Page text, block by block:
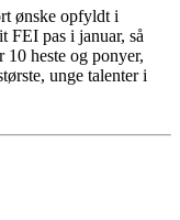
ønske opfyldt i
FEI pas i januar, så
heste og ponyer,
unge talenter i